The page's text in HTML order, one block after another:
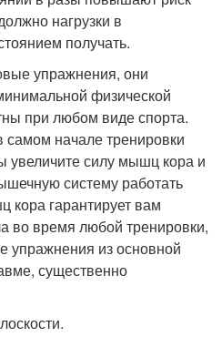
нагрузки в
получать.
упражнения, они
физической
при любом виде спорта.
начале тренировки
увеличите силу мышц кора и
систему работать
кора гарантирует вам
во время любой тренировки,
упражнения из основной
существенно